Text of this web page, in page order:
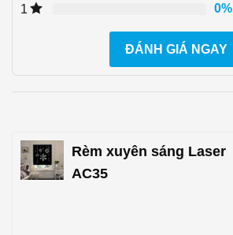
1
0%
ĐÁNH GIÁ NGAY
Rèm xuyên sáng Laser
AC35